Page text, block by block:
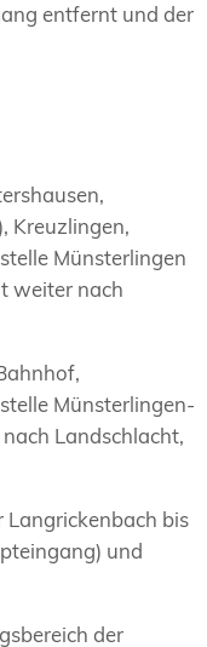
entfernt und der
Kreuzlingen,
Münsterlingen
weiter nach
Münsterlingen-
Landschlacht,
Langrickenbach bis
und
der